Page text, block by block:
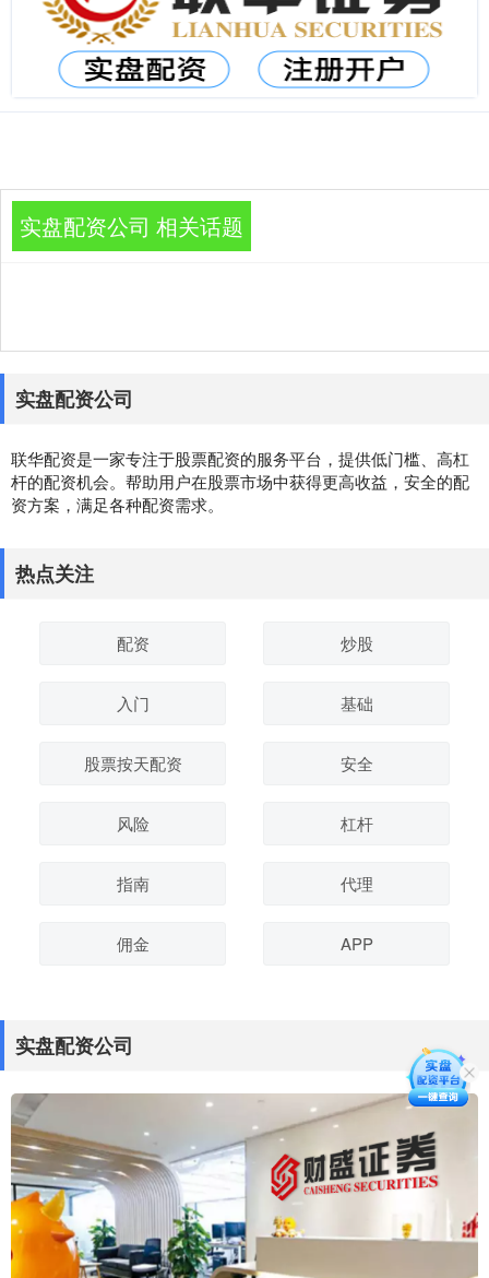
实盘配资公司 相关话题
实盘配资公司
联华配资是一家专注于股票配资的服务平台，提供低门槛、高杠
杆的配资机会。帮助用户在股票市场中获得更高收益，安全的配
资方案，满足各种配资需求。
热点关注
配资 炒股
入门 基础
股票按天配资 安全
风险 杠杆
指南 代理
佣金 APP
实盘配资公司